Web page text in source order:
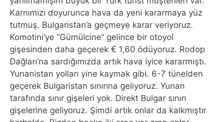
Karnımızı doyurunca hava da yeni kararmaya yüz
tutmuş. Bulgaristan’a geçmeye karar veriyoruz.
Komotini’ye ”Gümülcine” gelince bir otoyol
gişesinden daha geçerek € 1,60 ödüyoruz. Rodop
Dağları’na sardığımızda artık hava iyice kararmıştı.
Yunanistan yolları yine kaymak gibi. 6-7 tünelden
geçerek Bulgaristan sınırına geliyoruz. Yunan
tarafında sınır gişeleri yok. Direkt Bulgar sınırı
gişelerine geliyoruz. Şimdi artık onlar da kalkmıştır